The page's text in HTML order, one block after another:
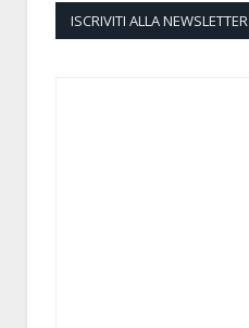
ISCRIVITI ALLA NEWSLETTER